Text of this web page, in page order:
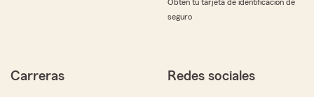
Obtén tu tarjeta de identificación de
seguro
Carreras Redes sociales